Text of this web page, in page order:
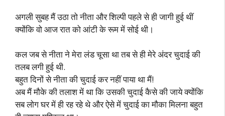
अगली सुबह मैं उठा तो नीता और शिल्पी पहले से ही जागी हुई थीं
क्योंकि वो आज रात को आंटी के रूम में सोई थी।
कल जब से नीता ने मेरा लंड चूसा था तब से ही मेरे अंदर चुदाई की
तलब लगी हुई थी.
बहुत दिनों से नीता की चुदाई कर नहीं पाया था मैं!
अब मैं मौके की तलाश में था कि उसकी चुदाई कैसे की जाये क्योंकि
सब लोग घर में ही रह रहे थे और ऐसे में चुदाई का मौका मिलना बहुत